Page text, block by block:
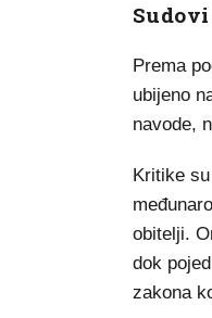
Prema
ubijeno
navode,
Kritike
obitelji.
dok
zakona